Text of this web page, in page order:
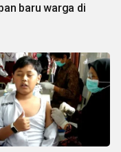
baru warga di